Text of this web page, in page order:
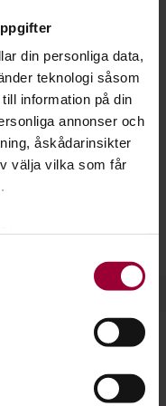
din personliga data,
teknologi såsom
information på din
annonser och
åskådarinsikter
välja vilka som får
upp till flera meter
uppgifter
när som
kornett.
i blåsinstrument.
familjer:
althorn, kornett,
Träblåsinstrument
och oboe.
E-mail